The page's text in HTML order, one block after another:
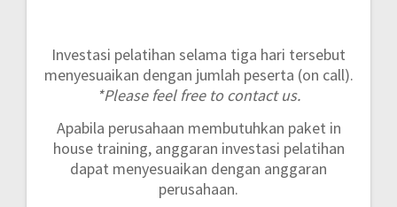
Investasi pelatihan selama tiga hari tersebut
menyesuaikan dengan jumlah peserta (on call).
*Please feel free to contact us.
Apabila perusahaan membutuhkan paket in
house training, anggaran investasi pelatihan
dapat menyesuaikan dengan anggaran
perusahaan.